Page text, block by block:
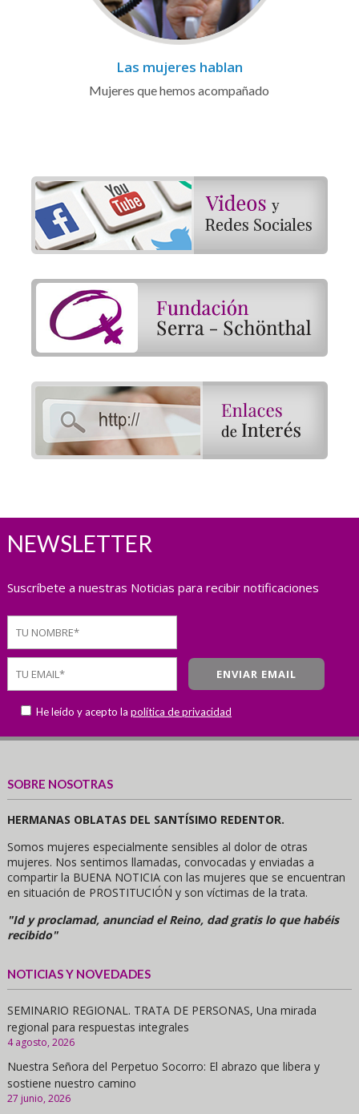
Las mujeres hablan
Mujeres que hemos acompañado
NEWSLETTER
Suscríbete a nuestras Noticias para recibir notificaciones
He leído y acepto la política de privacidad
SOBRE NOSOTRAS
HERMANAS OBLATAS DEL SANTÍSIMO REDENTOR.
Somos mujeres especialmente sensibles al dolor de otras
mujeres. Nos sentimos llamadas, convocadas y enviadas a
compartir la BUENA NOTICIA con las mujeres que se encuentran
en situación de PROSTITUCIÓN y son víctimas de la trata.
"Id y proclamad, anunciad el Reino, dad gratis lo que habéis
recibido"
NOTICIAS Y NOVEDADES
SEMINARIO REGIONAL. TRATA DE PERSONAS, Una mirada
regional para respuestas integrales
4 agosto, 2026
Nuestra Señora del Perpetuo Socorro: El abrazo que libera y
sostiene nuestro camino
27 junio, 2026